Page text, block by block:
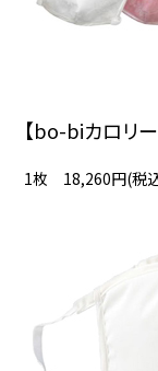
【bo-biカロリー
1枚 18,260円(税